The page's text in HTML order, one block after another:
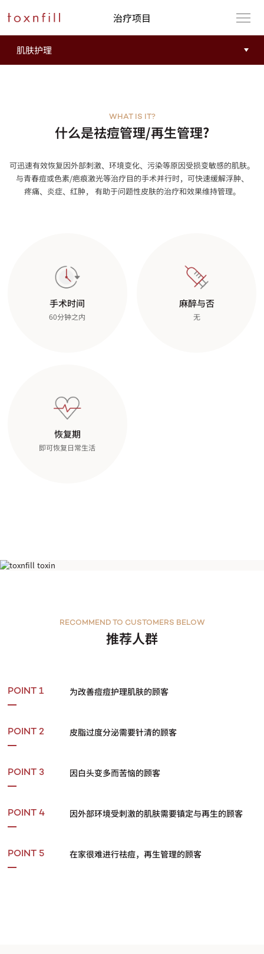
治疗项目
什么是祛痘管理/再生管理?
WHAT IS IT?
可迅速有效恢复因外部刺激、环境变化、污染等原因受损变敏感的肌肤。
与青春痘或色素/疤痕激光等治疗目的手术并行时，可快速缓解浮肿、
疼痛、炎症、红肿， 有助于问题性皮肤的治疗和效果维持管理。
手术时间
60分钟之内
麻醉与否
无
恢复期
即可恢复日常生活
推荐人群
RECOMMEND TO CUSTOMERS BELOW
POINT 1 为改善痘痘护理肌肤的顾客
POINT 2 皮脂过度分泌需要针清的顾客
POINT 3 因白头变多而苦恼的顾客
POINT 4 因外部环境受刺激的肌肤需要镇定与再生的顾客
POINT 5 在家很难进行祛痘，再生管理的顾客